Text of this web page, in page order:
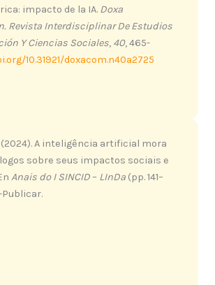
impacto de la IA. Doxa
Revista Interdisciplinar De Estudios
Y Ciencias Sociales, 40, 465-
10.31921/doxacom.n40a2725
(2024). A inteligência artificial mora
sobre seus impactos sociais e
Anais do I SINCID– LInDa (pp. 141–
Publicar.